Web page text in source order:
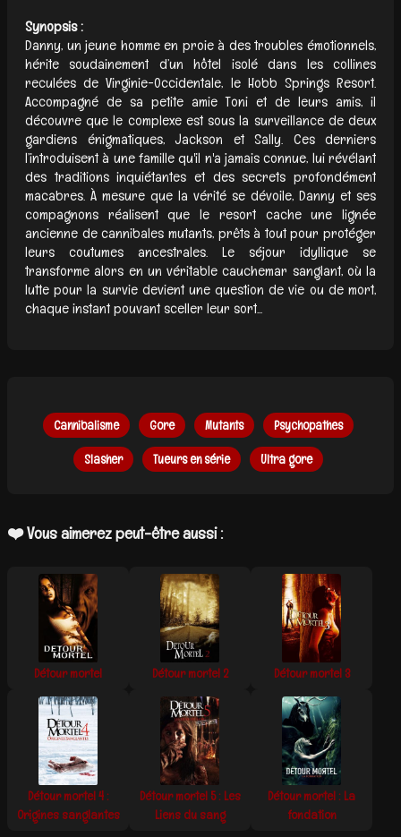
Synopsis :
Danny, un jeune homme en proie à des troubles émotionnels,
hérite soudainement d’un hôtel isolé dans les collines
reculées de Virginie-Occidentale, le Hobb Springs Resort.
Accompagné de sa petite amie Toni et de leurs amis, il
découvre que le complexe est sous la surveillance de deux
gardiens énigmatiques, Jackson et Sally. Ces derniers
l’introduisent à une famille qu'il n'a jamais connue, lui révélant
des traditions inquiétantes et des secrets profondément
macabres. À mesure que la vérité se dévoile, Danny et ses
compagnons réalisent que le resort cache une lignée
ancienne de cannibales mutants, prêts à tout pour protéger
leurs coutumes ancestrales. Le séjour idyllique se
transforme alors en un véritable cauchemar sanglant, où la
lutte pour la survie devient une question de vie ou de mort,
chaque instant pouvant sceller leur sort...
Cannibalisme Gore Mutants Psychopathes
Slasher Tueurs en série Ultra gore
❤️ Vous aimerez peut-être aussi :
Détour mortel Détour mortel 2 Détour mortel 3
Détour mortel 4 :
Origines sanglantes
Détour mortel 5 : Les
Liens du sang
Détour mortel : La
fondation